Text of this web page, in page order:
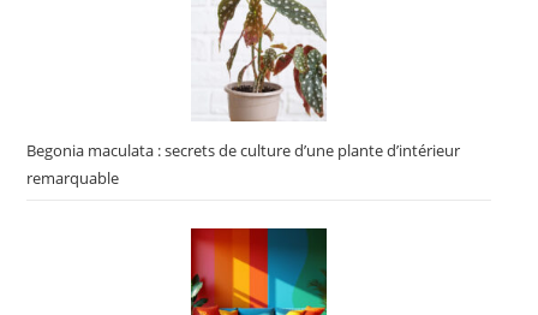
Begonia maculata : secrets de culture d’une plante d’intérieur
remarquable